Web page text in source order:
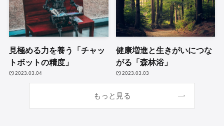
見極める力を養う「チャッ
トボットの精度」
2023.03.04
健康増進と生きがいにつな
がる「森林浴」
2023.03.03
もっと見る